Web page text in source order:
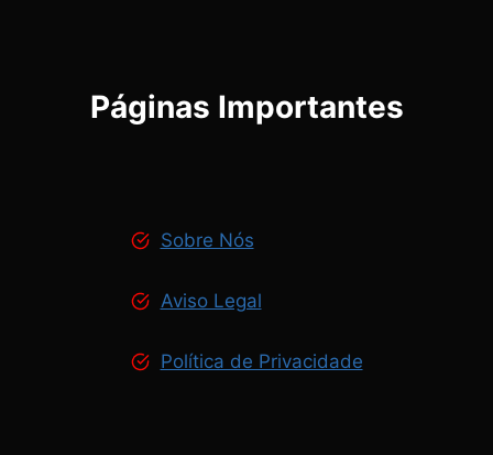
Páginas Importantes
Sobre Nós
Aviso Legal
Política de Privacidade